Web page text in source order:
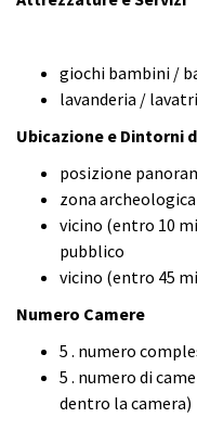
giochi bambini /
lavanderia /
Ubicazione e Dintorni
posizione
zona
vicino (entro 10
pubblico
vicino (entro 45
Numero Camere
5 . numero
5 . numero di
dentro la camera)